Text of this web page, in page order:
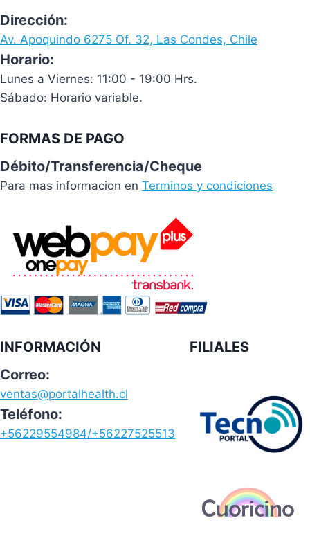
Dirección:
Av. Apoquindo 6275 Of. 32, Las Condes, Chile
Horario:
Lunes a Viernes: 11:00 - 19:00 Hrs.
Sábado: Horario variable.
FORMAS DE PAGO
Débito/Transferencia/Cheque
Para mas informacion en Terminos y condiciones
INFORMACIÓN
Correo:
ventas@portalhealth.cl
Teléfono:
+56229554984/+56227525513
FILIALES